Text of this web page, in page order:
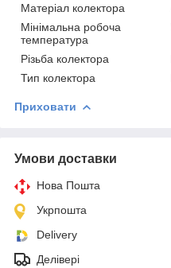
Матеріал колектора
Мінімальна робоча
температура
Різьба колектора
Тип колектора
Приховати
Умови доставки
Нова Пошта
Укрпошта
Delivery
Делівері